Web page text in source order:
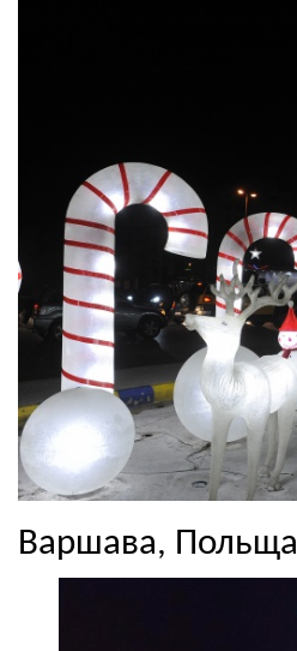
Варшава, Польща